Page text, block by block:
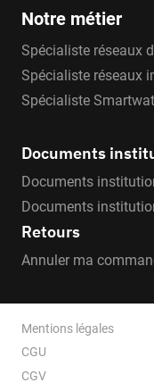
Notre métier
Spécialiste réseaux
Spécialiste réseaux
Spécialiste
Documents
Documents
Documents
Retours
Annuler ma
Mentions légales
CGU
CGV